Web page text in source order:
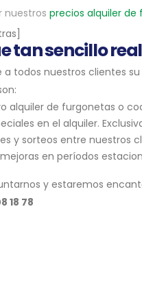
nuestros precios alquiler de
tan sencillo
todos nuestros clientes
alquiler de furgonetas o
en el alquiler.
y sorteos entre nuestros
en períodos
y estaremos
18 78